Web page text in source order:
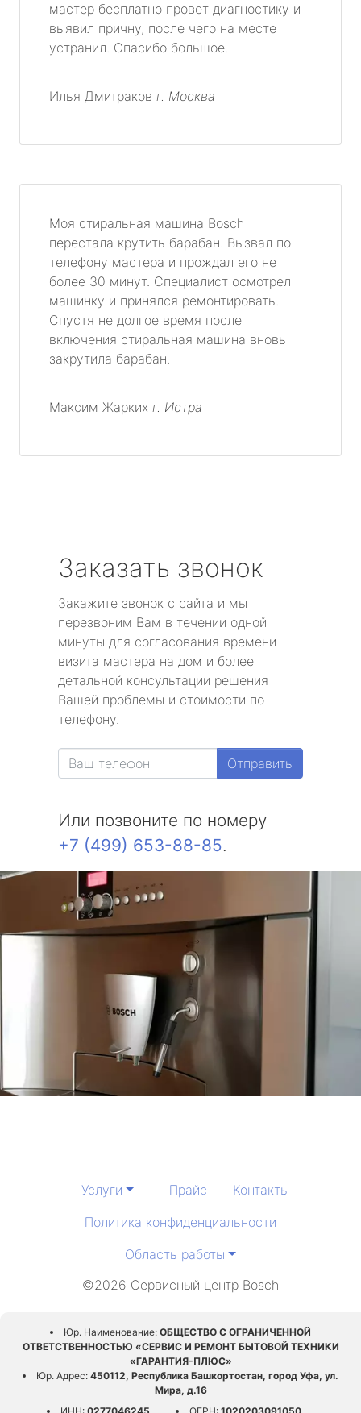
мастер бесплатно провет диагностику и
выявил причну, после чего на месте
устранил. Спасибо большое.
Илья Дмитраков г. Москва
Моя стиральная машина Bosch
перестала крутить барабан. Вызвал по
телефону мастера и прождал его не
более 30 минут. Специалист осмотрел
машинку и принялся ремонтировать.
Спустя не долгое время после
включения стиральная машина вновь
закрутила барабан.
Максим Жарких г. Истра
Заказать звонок
Закажите звонок с сайта и мы
перезвоним Вам в течении одной
минуты для согласования времени
визита мастера на дом и более
детальной консультации решения
Вашей проблемы и стоимости по
телефону.
Отправить
Или позвоните по номеру
+7 (499) 653-88-85.
Услуги Прайс
Контакты
Политика конфиденциальности
Область работы
©2026 Сервисный центр Bosch
Юр. Наименование: ОБЩЕСТВО С ОГРАНИЧЕННОЙ
ОТВЕТСТВЕННОСТЬЮ «СЕРВИС И РЕМОНТ БЫТОВОЙ ТЕХНИКИ
«ГАРАНТИЯ-ПЛЮС»
Юр. Адрес: 450112, Республика Башкортостан, город Уфа, ул.
Мира, д.16